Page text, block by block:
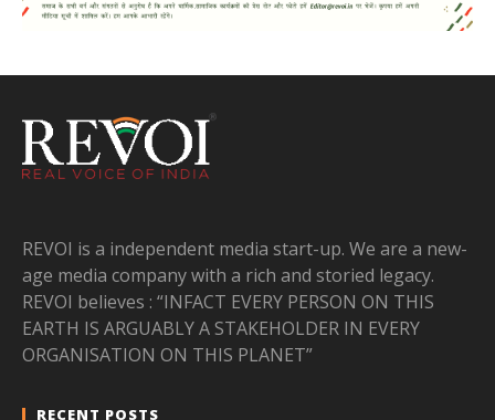
REVOI is a independent media start-up. We are a new-
age media company with a rich and storied legacy.
REVOI believes : “INFACT EVERY PERSON ON THIS
EARTH IS ARGUABLY A STAKEHOLDER IN EVERY
ORGANISATION ON THIS PLANET”
RECENT POSTS